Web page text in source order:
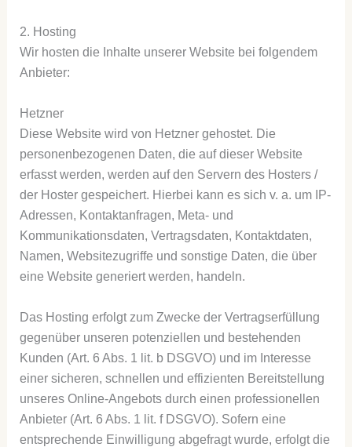
2. Hosting
Wir hosten die Inhalte unserer Website bei folgendem
Anbieter:
Hetzner
Diese Website wird von Hetzner gehostet. Die
personenbezogenen Daten, die auf dieser Website
erfasst werden, werden auf den Servern des Hosters /
der Hoster gespeichert. Hierbei kann es sich v. a. um IP-
Adressen, Kontaktanfragen, Meta- und
Kommunikationsdaten, Vertragsdaten, Kontaktdaten,
Namen, Websitezugriffe und sonstige Daten, die über
eine Website generiert werden, handeln.
Das Hosting erfolgt zum Zwecke der Vertragserfüllung
gegenüber unseren potenziellen und bestehenden
Kunden (Art. 6 Abs. 1 lit. b DSGVO) und im Interesse
einer sicheren, schnellen und effizienten Bereitstellung
unseres Online-Angebots durch einen professionellen
Anbieter (Art. 6 Abs. 1 lit. f DSGVO). Sofern eine
entsprechende Einwilligung abgefragt wurde, erfolgt die